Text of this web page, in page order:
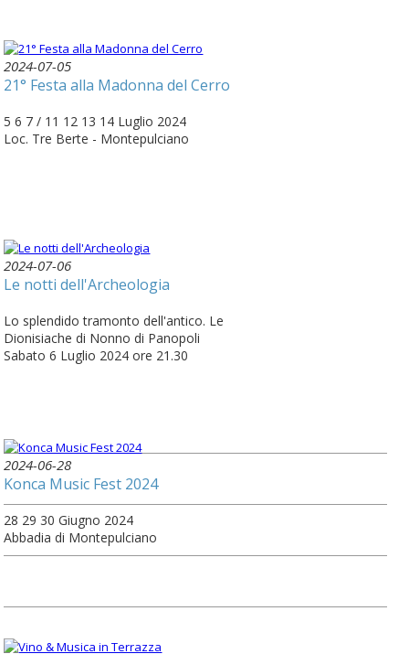
2024-07-05
21° Festa alla Madonna del Cerro
5 6 7 / 11 12 13 14 Luglio 2024
Loc. Tre Berte - Montepulciano
2024-07-06
Le notti dell'Archeologia
Lo splendido tramonto dell'antico. Le
Dionisiache di Nonno di Panopoli
Sabato 6 Luglio 2024 ore 21.30
2024-06-28
Konca Music Fest 2024
28 29 30 Giugno 2024
Abbadia di Montepulciano